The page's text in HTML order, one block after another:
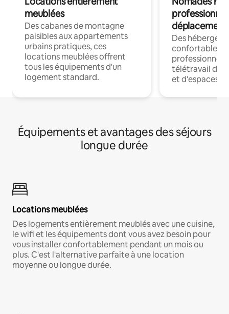
meublées
Des cabanes de montagne
paisibles aux appartements
urbains pratiques, ces
locations meublées offrent
tous les équipements d'un
logement standard.
déplacement
Des
confortables
professionnels
télétravail
et d'espaces
Équipements et avantages des séjours
longue durée
Locations meublées
Des logements entièrement meublés avec une cuisine,
le wifi et les équipements dont vous avez besoin pour
vous installer confortablement pendant un mois ou
plus. C'est l'alternative parfaite à une location
moyenne ou longue durée.